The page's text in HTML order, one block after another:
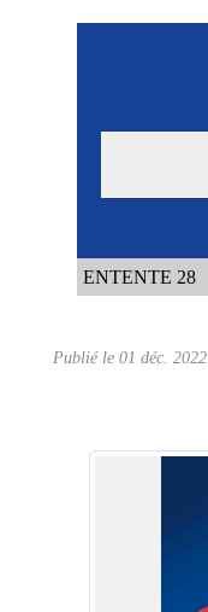
ENTENTE 28
Publié le 01 déc. 2022